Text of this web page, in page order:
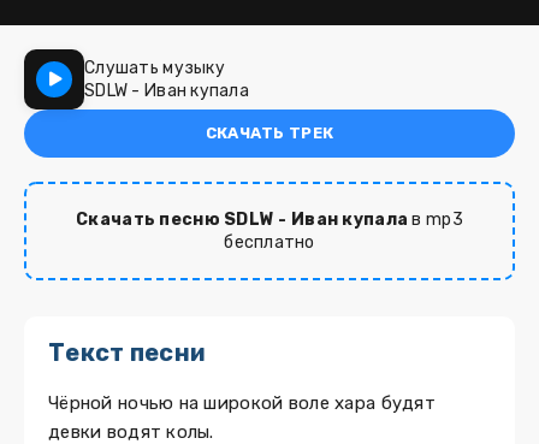
Слушать музыку
SDLW - Иван купала
СКАЧАТЬ ТРЕК
Скачать песню SDLW - Иван купала в mp3
бесплатно
Текст песни
Чёрной ночью на широкой воле хара будят
девки водят колы.